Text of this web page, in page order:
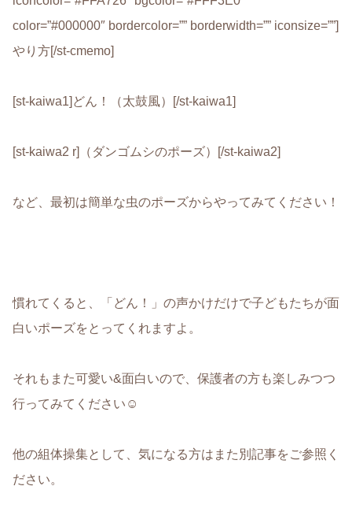
color=”#000000″ bordercolor=”” borderwidth=”” iconsize=””]
やり方[/st-cmemo]
[st-kaiwa1]どん！（太鼓風）[/st-kaiwa1]
[st-kaiwa2 r]（ダンゴムシのポーズ）[/st-kaiwa2]
など、最初は簡単な虫のポーズからやってみてください！
慣れてくると、「 どん！」の声かけだけで子どもたちが面
白いポーズをとってくれますよ。
それもまた可愛い&面白いので、保護者の方も楽しみつつ
行ってみてください☺︎
他の組体操集として、気になる方は また別記事をご参照く
ださい。